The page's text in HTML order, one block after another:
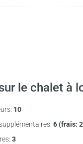
le chalet à
10
6 (frais:
3